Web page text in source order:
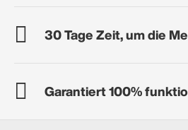
30 Tage Zeit, um die
Garantiert 100%